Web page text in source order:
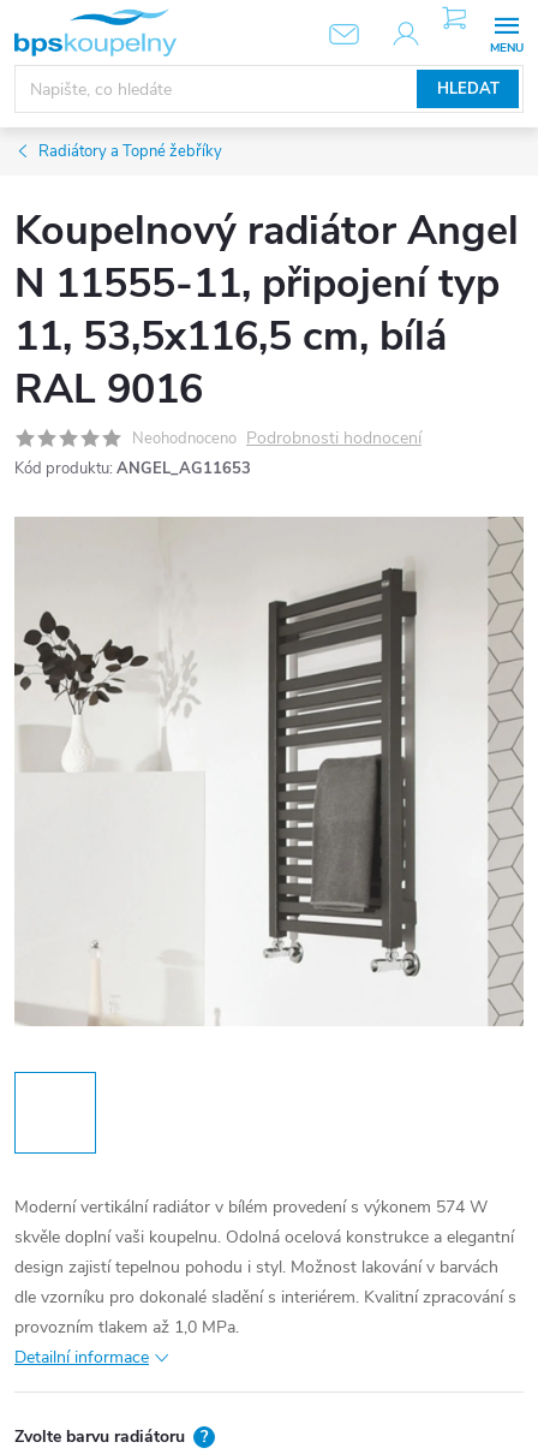
obsah
HLEDAT
NÁKUPNÍ
KOŠÍK
Radiátory a Topné žebříky
Koupelnový radiátor Angel
N 11555-11, připojení typ
11, 53,5x116,5 cm, bílá
RAL 9016
Neohodnoceno Podrobnosti hodnocení
Kód produktu: ANGEL_AG11653
Moderní vertikální radiátor v bílém provedení s výkonem 574 W
skvěle doplní vaši koupelnu. Odolná ocelová konstrukce a elegantní
design zajistí tepelnou pohodu i styl. Možnost lakování v barvách
dle vzorníku pro dokonalé sladění s interiérem. Kvalitní zpracování s
provozním tlakem až 1,0 MPa.
Detailní informace
Zvolte barvu radiátoru ?